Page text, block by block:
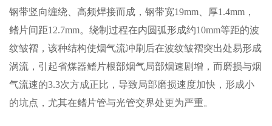
钢带竖向缠绕、高频焊接而成，钢带宽19mm、厚1.4mm，
鳍片间距12.7mm。绕制过程在内圆弧形成约10mm等距的波
纹皱褶，该种结构使烟气流冲刷后在波纹皱褶突出处易形成
涡流，引起省煤器鳍片根部烟气局部烟速剧增，而磨损与烟
气流速的3.3次方成正比，导致局部磨损速度加快，形成小
的坑点，尤其在鳍片管与光管交界处更为严重。